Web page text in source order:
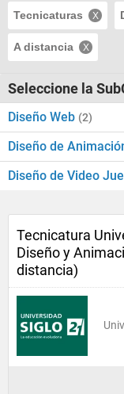
Tecnicaturas
A distancia
Seleccione la
Diseño Web (2)
Diseño de
Diseño de Video
Tecnicatura
Diseño y
distancia)